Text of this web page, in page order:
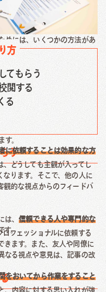
めには、いくつかの方法があ
方
てもらう
閲する
る
。
う
に依頼することは効果的な方
どうしても主観が入ってし
なります。そこで、他の人に
観的な視点からのフィードバ
は、信頼できる人や専門的な
す。
フェッショナルに依頼する
きます。また、友人や同僚に
なる視点や意見は、記事の改
をおいてから作業をすること
、内容に対する思い入れが強